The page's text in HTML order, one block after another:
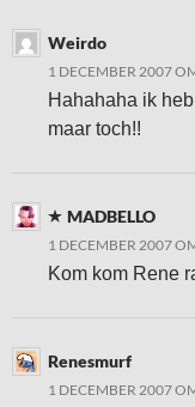
Weirdo
1 DECEMBER 2007
Hahahaha ik
maar toch!!
MADBELLO
1 DECEMBER 2007
Kom kom Rene
Renesmurf
1 DECEMBER 2007